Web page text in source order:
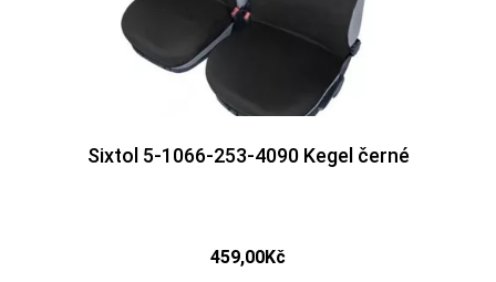
Sixtol 5-1066-253-4090 Kegel černé
459,00Kč